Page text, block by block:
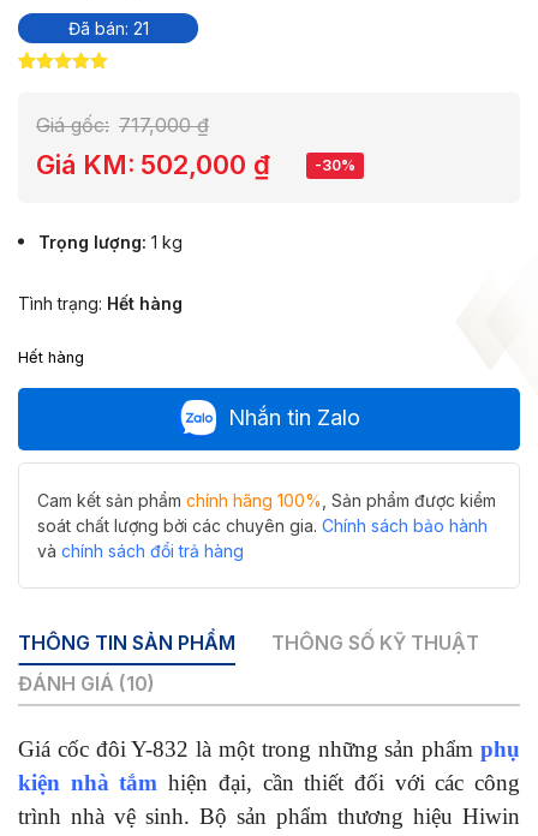
Đã bán: 21
đánh giá
Giá gốc: 717,000₫
Giá KM: 502,000 ₫ -30%
Trọng lượng 1 kg
Tình trạng: Hết hàng
Hết hàng
Nhắn tin Zalo
Cam kết sản phẩm chính hãng 100% , Sản phẩm được kiểm
soát chất lượng bởi các chuyên gia. Chính sách bảo hành
và chính sách đổi trả hàng
THÔNG TIN SẢN PHẨM
THÔNG SỐ KỸ THUẬT
ĐÁNH GIÁ (10)
Giá cốc đôi Y-832 là một trong những sản phẩm phụ
kiện nhà tắmhiện đại, cần thiết đối với các công
trình nhà vệ sinh. Bộ sản phẩm thương hiệu Hiwin